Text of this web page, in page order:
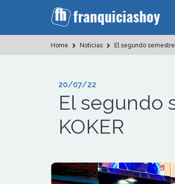
Home Noticias El segundo
20/07/22
El segundo
KOKER